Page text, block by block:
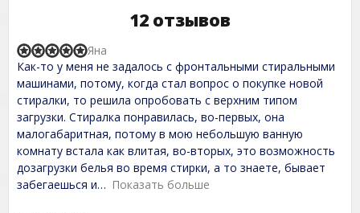
12 отзывов
R
a
t
d
5
,
0
o
u
t
Как-то у меня не задалось с фронтальными стиральными
машинами, потому, когда стал вопрос о покупке новой
стиралки, то решила опробовать с верхним типом
загрузки. Стиралка понравилась, во-первых, она
малогабаритная, потому в мою небольшую ванную
комнату встала как влитая, во-вторых, это возможность
дозагрузки белья во время стирки, а то знаете, бывает
забегаешься и
Показать больше
Яна